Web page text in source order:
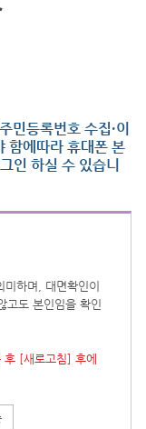
민등록번호 수집·이
함에따라 휴대폰 본
인 하실 수 있습니
하며, 대면확인이
고도 본인임을 확인
후 [새로고침] 후에